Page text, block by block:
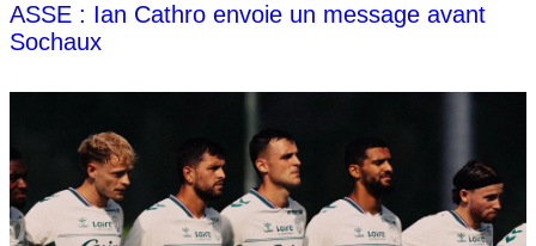
ASSE : Ian Cathro envoie un message avant
Sochaux